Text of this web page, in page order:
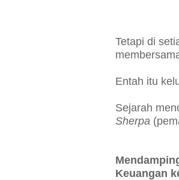
Tetapi di
Entah itu
Sejarah
Sherpa
Keuangan